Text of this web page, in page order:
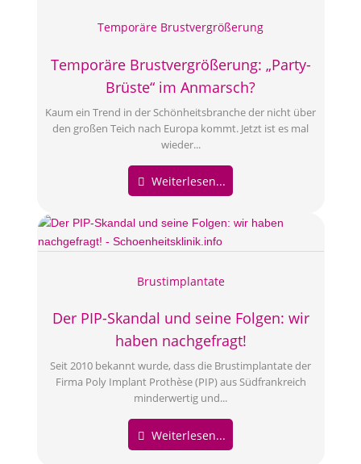
Temporäre Brustvergrößerung: „Party-
Brüste“ im Anmarsch?
Temporäre Brustvergrößerung
Kaum ein Trend in der Schönheitsbranche der nicht über
den großen Teich nach Europa kommt. Jetzt ist es mal
wieder...
Weiterlesen...
Der PIP-Skandal und seine Folgen: wir
haben nachgefragt!
Brustimplantate
Seit 2010 bekannt wurde, dass die Brustimplantate der
Firma Poly Implant Prothèse (PIP) aus Südfrankreich
minderwertig und...
Weiterlesen...